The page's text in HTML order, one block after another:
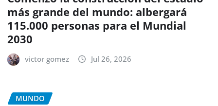
más grande del mundo: albergará
115.000 personas para el Mundial
2030
victor gomez Jul 26, 2026
MUNDO